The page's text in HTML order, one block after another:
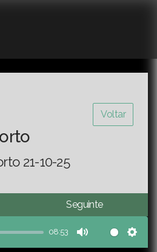
Voltar
21-10-25
Seguinte
08:53
Mute